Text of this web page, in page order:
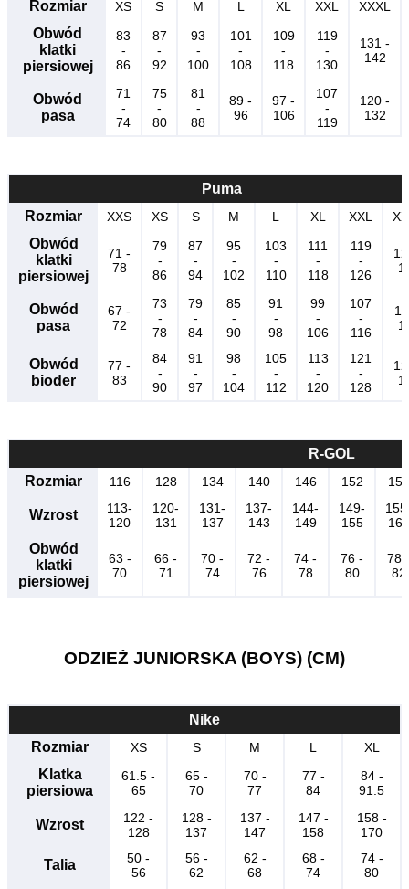
Rozmiar
XS S M L XL XXL XXXL
Obwód
klatki
piersiowej
83
-
86
87
-
92
93
-
100
101
-
108
109
-
118
119
-
130
131 -
142
Obwód
pasa
71
-
74
75
-
80
81
-
88
89 -
96
97 -
106
107
-
119
120 -
132
Puma
Rozmiar
XXS XS S M L XL XXL
Obwód
klatki
piersiowej
71 -
78
79
-
86
87
-
94
95
-
102
103
-
110
111
-
118
119
-
126
Obwód
pasa
67 -
72
73
-
78
79
-
84
85
-
90
91
-
98
99
-
106
107
-
116
Obwód
bioder
77 -
83
84
-
90
91
-
97
98
-
104
105
-
112
113
-
120
121
-
128
R-GOL
Rozmiar
116 128 134 140 146 152 158
Wzrost
113-
120
120-
131
131-
137
137-
143
144-
149
149-
155
161
Obwód
klatki
piersiowej
63 -
70
66 -
71
70 -
74
72 -
76
74 -
78
76 -
80
78 -
82
ODZIEŻ JUNIORSKA (BOYS) (CM)
Nike
Rozmiar
XS S M L XL
Klatka
piersiowa
61.5 -
65
65 -
70
70 -
77
77 -
84
84 -
91.5
Wzrost
122 -
128
128 -
137
137 -
147
147 -
158
158 -
170
Talia
50 -
56
56 -
62
62 -
68
68 -
74
74 -
80